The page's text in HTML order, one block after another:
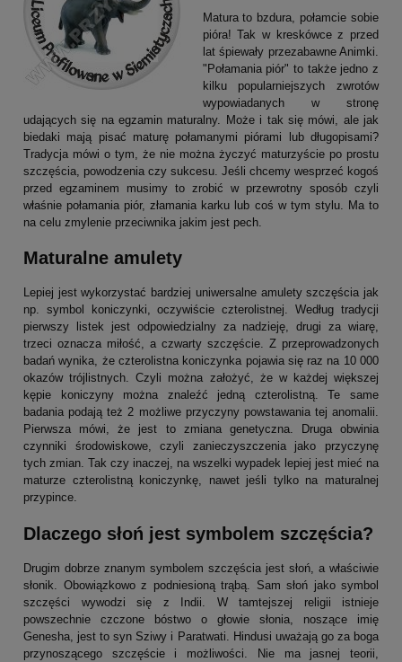
Matura to bzdura, połamcie sobie
pióra! Tak w kreskówce z przed
lat śpiewały przezabawne Animki.
"Połamania piór" to także jedno z
kilku popularniejszych zwrotów
wypowiadanych w stronę
udających się na egzamin maturalny. Może i tak się mówi, ale jak
biedaki mają pisać maturę połamanymi piórami lub długopisami?
Tradycja mówi o tym, że nie można życzyć maturzyście po prostu
szczęścia, powodzenia czy sukcesu. Jeśli chcemy wesprzeć kogoś
przed egzaminem musimy to zrobić w przewrotny sposób czyli
właśnie połamania piór, złamania karku lub coś w tym stylu. Ma to
na celu zmylenie przeciwnika jakim jest pech.
Maturalne amulety
Lepiej jest wykorzystać bardziej uniwersalne amulety szczęścia jak
np. symbol koniczynki, oczywiście czterolistnej. Według tradycji
pierwszy listek jest odpowiedzialny za nadzieję, drugi za wiarę,
trzeci oznacza miłość, a czwarty szczęście. Z przeprowadzonych
badań wynika, że czterolistna koniczynka pojawia się raz na 10 000
okazów trójlistnych. Czyli można założyć, że w każdej większej
kępie koniczyny można znaleźć jedną czterolistną. Te same
badania podają też 2 możliwe przyczyny powstawania tej anomalii.
Pierwsza mówi, że jest to zmiana genetyczna. Druga obwinia
czynniki środowiskowe, czyli zanieczyszczenia jako przyczynę
tych zmian. Tak czy inaczej, na wszelki wypadek lepiej jest mieć na
maturze czterolistną koniczynkę, nawet jeśli tylko na maturalnej
przypince.
Dlaczego słoń jest symbolem szczęścia?
Drugim dobrze znanym symbolem szczęścia jest słoń, a właściwie
słonik. Obowiązkowo z podniesioną trąbą. Sam słoń jako symbol
szczęści wywodzi się z Indii. W tamtejszej religii istnieje
powszechnie czczone bóstwo o głowie słonia, noszące imię
Genesha, jest to syn Sziwy i Paratwati. Hindusi uważają go za boga
przynoszącego szczęście i możliwości. Nie ma jasnej teorii,